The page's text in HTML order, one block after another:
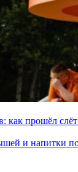
как прошёл
и напитки